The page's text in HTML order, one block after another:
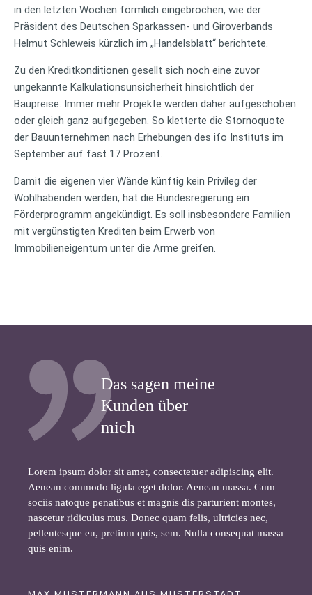
in den letzten Wochen förmlich eingebrochen, wie der
Präsident des Deutschen Sparkassen- und Giroverbands
Helmut Schleweis kürzlich im „Handelsblatt“ berichtete.
Zu den Kreditkonditionen gesellt sich noch eine zuvor
ungekannte Kalkulationsunsicherheit hinsichtlich der
Baupreise. Immer mehr Projekte werden daher aufgeschoben
oder gleich ganz aufgegeben. So kletterte die Stornoquote
der Bauunternehmen nach Erhebungen des ifo Instituts im
September auf fast 17 Prozent.
Damit die eigenen vier Wände künftig kein Privileg der
Wohlhabenden werden, hat die Bundesregierung ein
Förderprogramm angekündigt. Es soll insbesondere Familien
mit vergünstigten Krediten beim Erwerb von
Immobilieneigentum unter die Arme greifen.
Das sagen meine
Kunden über
mich
Lorem ipsum dolor sit amet, consectetuer adipiscing elit.
Aenean commodo ligula eget dolor. Aenean massa. Cum
sociis natoque penatibus et magnis dis parturient montes,
nascetur ridiculus mus. Donec quam felis, ultricies nec,
pellentesque eu, pretium quis, sem. Nulla consequat massa
quis enim.